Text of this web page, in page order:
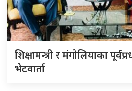
शिक्षामन्त्री र मंगोलियाका
भेटवार्ता